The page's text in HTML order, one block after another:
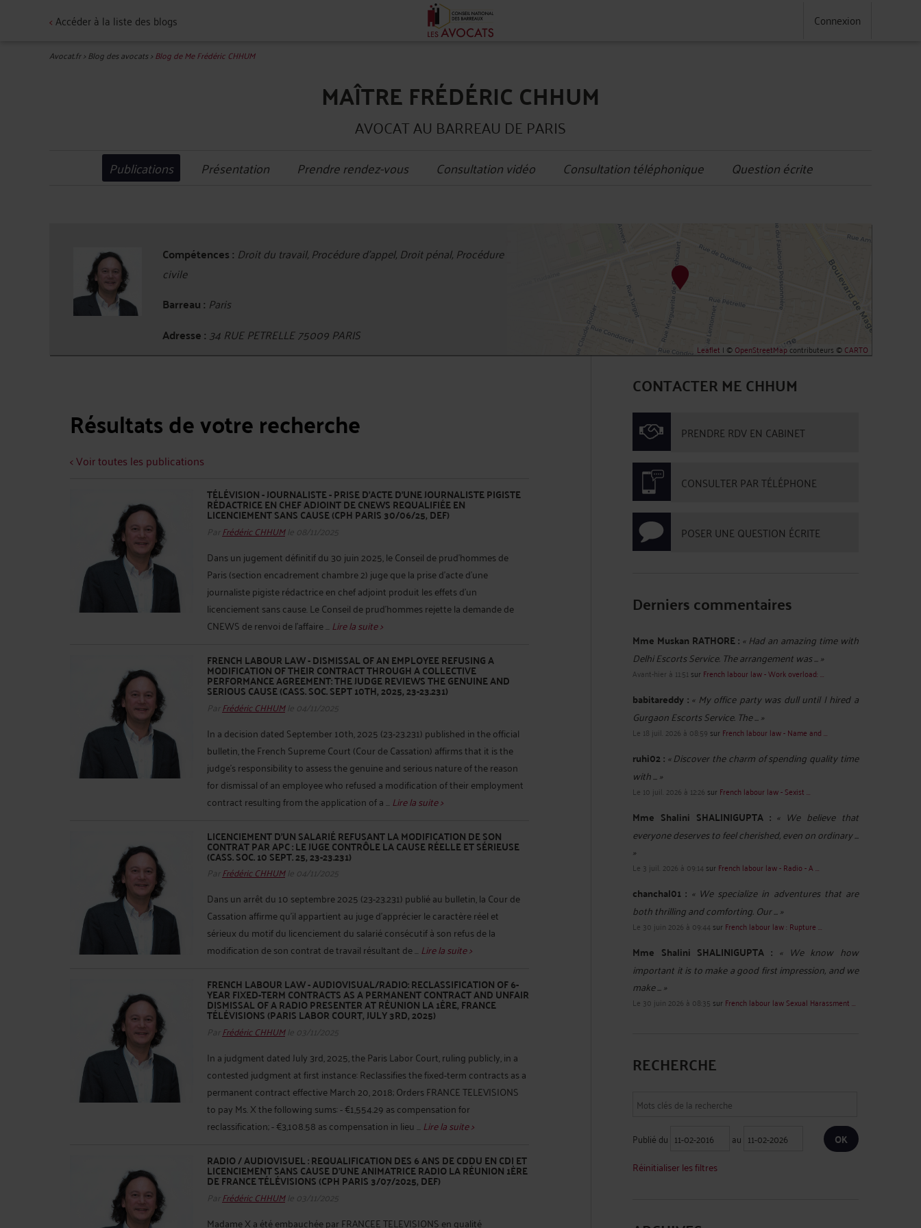
<Accéder à la liste des blogs Connexion
Avocat.fr>Blog des avocats>Blog de Me Frédéric CHHUM
MAÎTRE FRÉDÉRIC CHHUM
AVOCAT AU BARREAU DE PARIS
Publications Présentation Prendre rendez-vous Consultation vidéo Consultation téléphonique Question écrite
Compétences : Droit du travail, Procédure d'appel, Droit pénal, Procédure
civile
Barreau : Paris
Adresse : 34 RUE PETRELLE 75009 PARIS
−
Leaflet | ©OpenStreetMapcontributeurs ©CARTO
Résultats de votre recherche
< Voir toutes les publications
TÉLÉVISION - JOURNALISTE - PRISE D’ACTE D’UNE JOURNALISTE PIGISTE
RÉDACTRICE EN CHEF ADJOINT DE CNEWS REQUALIFIÉE EN
LICENCIEMENT SANS CAUSE (CPH PARIS 30/06/25, DEF)
Par Frédéric CHHUMle 08/11/2025
Dans un jugement définitif du 30 juin 2025, le Conseil de prud’hommes de
Paris (section encadrement chambre 2) juge que la prise d’acte d’une
journaliste pigiste rédactrice en chef adjoint produit les effets d’un
licenciement sans cause. Le Conseil de prud’hommes rejette la demande de
CNEWS de renvoi de l’affaire ...Lire la suite >
FRENCH LABOUR LAW - DISMISSAL OF AN EMPLOYEE REFUSING A
MODIFICATION OF THEIR CONTRACT THROUGH A COLLECTIVE
PERFORMANCE AGREEMENT: THE JUDGE REVIEWS THE GENUINE AND
SERIOUS CAUSE (CASS. SOC. SEPT 10TH, 2025, 23-23.231)
Par Frédéric CHHUMle 04/11/2025
In a decision dated September 10th, 2025 (23-23.231) published in the official
bulletin, the French Supreme Court (Cour de Cassation) affirms that it is the
judge's responsibility to assess the genuine and serious nature of the reason
for dismissal of an employee who refused a modification of their employment
contract resulting from the application of a ...Lire la suite >
LICENCIEMENT D’UN SALARIÉ REFUSANT LA MODIFICATION DE SON
CONTRAT PAR APC : LE JUGE CONTRÔLE LA CAUSE RÉELLE ET SÉRIEUSE
(CASS. SOC. 10 SEPT. 25, 23-23.231)
Par Frédéric CHHUMle 04/11/2025
Dans un arrêt du 10 septembre 2025 (23-23.231) publié au bulletin, la Cour de
Cassation affirme qu’il appartient au juge d’apprécier le caractère réel et
sérieux du motif du licenciement du salarié consécutif à son refus de la
modification de son contrat de travail résultant de ...Lire la suite >
FRENCH LABOUR LAW - AUDIOVISUAL/RADIO: RECLASSIFICATION OF 6-
YEAR FIXED-TERM CONTRACTS AS A PERMANENT CONTRACT AND UNFAIR
DISMISSAL OF A RADIO PRESENTER AT RÉUNION LA 1ÈRE, FRANCE
TÉLÉVISIONS (PARIS LABOR COURT, JULY 3RD, 2025)
Par Frédéric CHHUMle 03/11/2025
In a judgment dated July 3rd, 2025, the Paris Labor Court, ruling publicly, in a
contested judgment at first instance: Reclassifies the fixed-term contracts as a
permanent contract effective March 20, 2018; Orders FRANCE TELEVISIONS
to pay Ms. X the following sums: - €1,554.29 as compensation for
reclassification; - €3,108.58 as compensation in lieu ...Lire la suite >
RADIO / AUDIOVISUEL : REQUALIFICATION DES 6 ANS DE CDDU EN CDI ET
LICENCIEMENT SANS CAUSE D’UNE ANIMATRICE RADIO LA RÉUNION 1ÈRE
DE FRANCE TÉLÉVISIONS (CPH PARIS 3/07/2025, DEF)
Par Frédéric CHHUMle 03/11/2025
Madame X a été embauchée par FRANCEE TELEVISIONS en qualité
CONTACTER ME CHHUM
PRENDRE RDV EN CABINET
CONSULTER PAR TÉLÉPHONE
POSER UNE QUESTION ÉCRITE
Derniers commentaires
Mme Muskan RATHORE : « Had an amazing time with
Delhi Escorts Service. The arrangement was ... »
Avant-hier à 11:51 sur French labour law - Work overload: ...
babitareddy : « My office party was dull until I hired a
Gurgaon Escorts Service. The ... »
Le 18 juil. 2026 à 08:59 sur French labour law - Name and ...
ruhi02 : « Discover the charm of spending quality time
with ... »
Le 10 juil. 2026 à 12:26 sur French labour law - Sexist ...
Mme Shalini SHALINIGUPTA : « We believe that
everyone deserves to feel cherished, even on ordinary ...
»
Le 3 juil. 2026 à 09:14 sur French labour law - Radio - A ...
chanchal01 : « We specialize in adventures that are
both thrilling and comforting. Our ... »
Le 30 juin 2026 à 09:44 sur French labour law : Rupture ...
Mme Shalini SHALINIGUPTA : « We know how
important it is to make a good first impression, and we
make ... »
Le 30 juin 2026 à 08:35 sur French labour law Sexual Harassment ...
RECHERCHE
Publié du
au
Réinitialiser les filtres